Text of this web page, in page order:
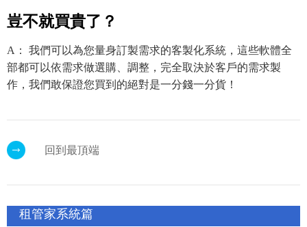
豈不就買貴了？
A： 我們可以為您量身訂製需求的客製化系統，這些軟體全
部都可以依需求做選購、調整，完全取決於客戶的需求製
作，我們敢保證您買到的絕對是一分錢一分貨！
回到最頂端
租管家系統篇